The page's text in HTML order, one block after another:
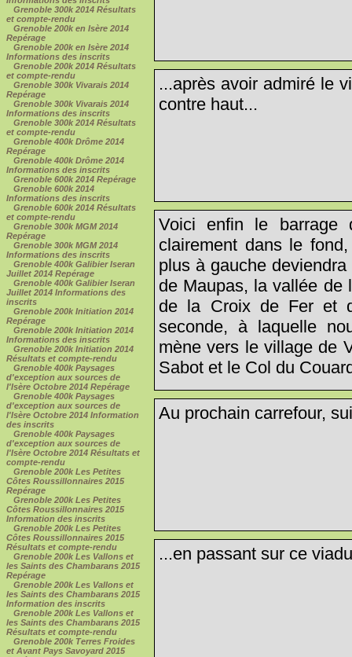
Grenoble 300k 2014 Résultats
et compte-rendu
Grenoble 200k en Isère 2014
Repérage
Grenoble 200k en Isère 2014
Informations des inscrits
Grenoble 200k 2014 Résultats
et compte-rendu
Grenoble 300k Vivarais 2014
Repérage
Grenoble 300k Vivarais 2014
Informations des inscrits
Grenoble 300k 2014 Résultats
et compte-rendu
Grenoble 400k Drôme 2014
Repérage
Grenoble 400k Drôme 2014
Informations des inscrits
Grenoble 600k 2014 Repérage
Grenoble 600k 2014
Informations des inscrits
Grenoble 600k 2014 Résultats
et compte-rendu
Grenoble 300k MGM 2014
Repérage
Grenoble 300k MGM 2014
Informations des inscrits
Grenoble 400k Galibier Iseran
Juillet 2014 Repérage
Grenoble 400k Galibier Iseran
Juillet 2014 Informations des
inscrits
Grenoble 200k Initiation 2014
Repérage
Grenoble 200k Initiation 2014
Informations des inscrits
Grenoble 200k Initiation 2014
Résultats et compte-rendu
Grenoble 400k Paysages
d'exception aux sources de
l'Isère Octobre 2014 Repérage
Grenoble 400k Paysages
d'exception aux sources de
l'Isère Octobre 2014 Information
des inscrits
Grenoble 400k Paysages
d'exception aux sources de
l'Isère Octobre 2014 Résultats et
compte-rendu
Grenoble 200k Les Petites
Côtes Roussillonnaires 2015
Repérage
Grenoble 200k Les Petites
Côtes Roussillonnaires 2015
Information des inscrits
Grenoble 200k Les Petites
Côtes Roussillonnaires 2015
Résultats et compte-rendu
Grenoble 200k Les Vallons et
les Saints des Chambarans 2015
Repérage
Grenoble 200k Les Vallons et
les Saints des Chambarans 2015
Information des inscrits
Grenoble 200k Les Vallons et
les Saints des Chambarans 2015
Résultats et compte-rendu
Grenoble 200k Terres Froides
et Avant Pays Savoyard 2015
...après avoir admiré le
contre haut...
Voici enfin le barrage
clairement dans le
plus à gauche
de Maupas, la vallée de
de la Croix de Fer et
seconde, à laquelle
mène vers le village de
Sabot et le Col du
Au prochain carrefour,
...en passant sur ce